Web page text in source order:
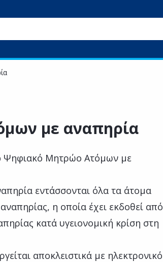
με αναπηρία
Ψηφιακό Μητρώο Ατόμων με
εντάσσονται όλα τα άτομα
η οποία έχει εκδοθεί από
κατά υγειονομική κρίση στη
αποκλειστικά με ηλεκτρονικό